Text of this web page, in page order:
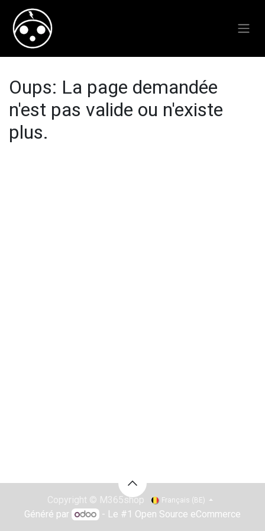
Oups: La page demandée
n'est pas valide ou n'existe
plus.
Copyright © M365shop Français (BE)
Généré par - Le #1 Open Source eCommerce